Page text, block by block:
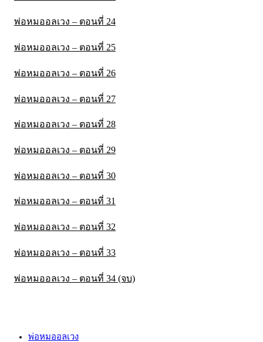
พ่อหมออลเวง – ตอนที่ 24
พ่อหมออลเวง – ตอนที่ 25
พ่อหมออลเวง – ตอนที่ 26
พ่อหมออลเวง – ตอนที่ 27
พ่อหมออลเวง – ตอนที่ 28
พ่อหมออลเวง – ตอนที่ 29
พ่อหมออลเวง – ตอนที่ 30
พ่อหมออลเวง – ตอนที่ 31
พ่อหมออลเวง – ตอนที่ 32
พ่อหมออลเวง – ตอนที่ 33
พ่อหมออลเวง – ตอนที่ 34 (จบ)
พ่อหมออลเวง